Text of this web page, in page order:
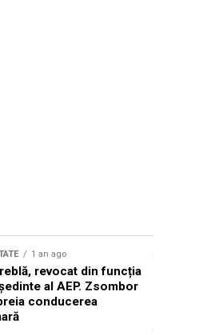
1 an ago
revocat din funcția
al AEP. Zsombor
conducerea